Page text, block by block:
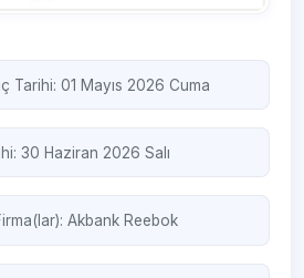
Tarihi: 01 Mayıs 2026 Cuma
30 Haziran 2026 Salı
Akbank Reebok